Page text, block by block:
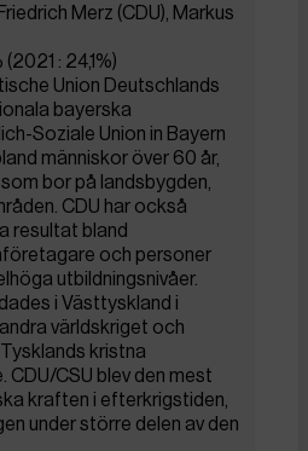
Merz (CDU), Markus
: 24,1%)
Union Deutschlands
bayerska
Soziale Union in Bayern
människor över 60 år,
bor på landsbygden,
CDU har också
resultat bland
och personer
utbildningsnivåer.
i Västtyskland i
världskriget och
kristna
CDU/CSU blev den mest
kraften i efterkrigstiden,
under större delen av den